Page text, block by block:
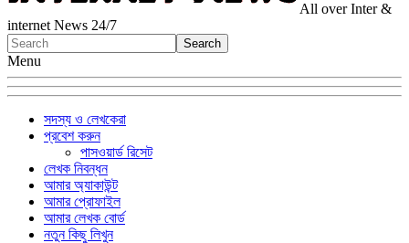
All over Inter &
internet News 24/7
Menu
সদস্য ও লেখকেরা
প্রবেশ করুন
পাসওয়ার্ড রিসেট
লেখক নিবন্ধন
আমার অ্যাকাউন্ট
আমার প্রোফাইল
আমার লেখক বোর্ড
নতুন কিছু লিখুন